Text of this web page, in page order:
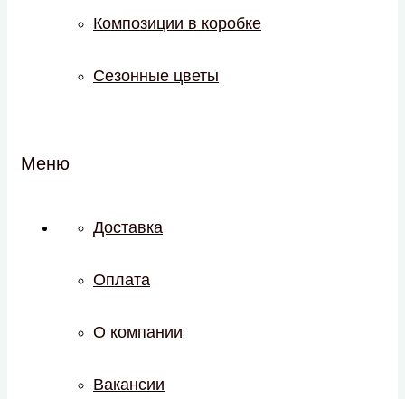
Композиции в коробке
Сезонные цветы
Меню
Доставка
Оплата
О компании
Вакансии